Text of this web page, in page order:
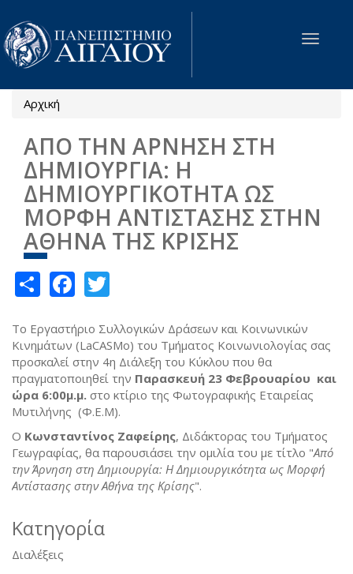
Παράκαμψη προς το κυρίως περιεχόμενο
Toggle
Είστε εδώ
Αρχική
ΑΠΟ ΤΗΝ ΑΡΝΗΣΗ ΣΤΗ
ΔΗΜΙΟΥΡΓΙΑ: Η
ΔΗΜΙΟΥΡΓΙΚΟΤΗΤΑ ΩΣ
ΜΟΡΦΗ ΑΝΤΙΣΤΑΣΗΣ ΣΤΗΝ
ΑΘΗΝΑ ΤΗΣ ΚΡΙΣΗΣ
ShareFacebook
Το Εργαστήριο Συλλογικών Δράσεων και Κοινωνικών
Κινημάτων (LaCASMo) του Τμήματος Κοινωνιολογίας σας
προσκαλεί στην 4η Διάλεξη του Κύκλου που θα
πραγματοποιηθεί την Παρασκευή 23 Φεβρουαρίου και
ώρα 6:00μ.μ. στο κτίριο της Φωτογραφικής Εταιρείας
Μυτιλήνης (Φ.Ε.Μ).
Ο Κωνσταντίνος Ζαφείρης, Διδάκτορας του Τμήματος
Γεωγραφίας, θα παρουσιάσει την ομιλία του με τίτλο "Από
την Άρνηση στη Δημιουργία: Η Δημιουργικότητα ως Μορφή
Αντίστασης στην Αθήνα της Κρίσης".
Κατηγορία
Διαλέξεις